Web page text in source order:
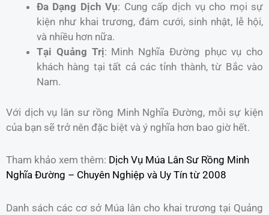
Đa Dạng Dịch Vụ: Cung cấp dịch vụ cho mọi sự
kiện như khai trương, đám cưới, sinh nhật, lễ hội,
và nhiều hơn nữa.
Tại Quảng Trị: Minh Nghĩa Đường phục vụ cho
khách hàng tại tất cả các tỉnh thành, từ Bắc vào
Nam.
Với dịch vụ lân sư rồng Minh Nghĩa Đường, mỗi sự kiện
của bạn sẽ trở nên đặc biệt và ý nghĩa hơn bao giờ hết.
Tham khảo xem thêm: Dịch Vụ Múa Lân Sư Rồng Minh
Nghĩa Đường – Chuyên Nghiệp và Uy Tín từ 2008
Danh sách các cơ sở Múa lân cho khai trương tại Quảng